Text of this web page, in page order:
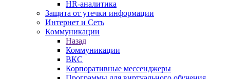
HR-аналитика
Защита от утечки информации
Интернет и Сеть
Коммуникации
Назад
Коммуникации
ВКС
Корпоративные мессенджеры